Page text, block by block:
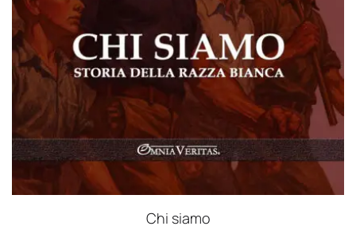
Chi siamo